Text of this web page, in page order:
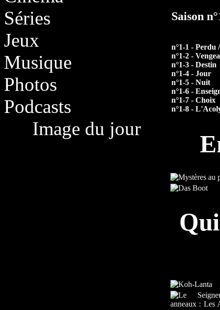
Séries
Jeux
Musique
Photos
Podcasts
Image du jour
Saison
n°1-1 - Perdu
n°1-2 -
n°1-3 - Destin
n°1-4 - Jour
n°1-5 - Nuit
n°1-6 -
n°1-7 - Choix
n°1-8 -